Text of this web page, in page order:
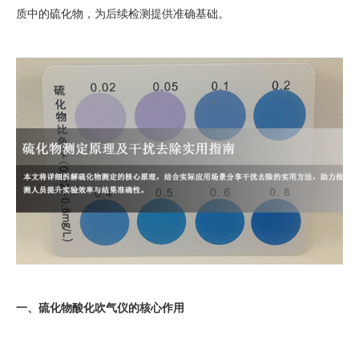
质中的硫化物，为后续检测提供准确基础。
一、硫化物酸化吹气仪的核心作用